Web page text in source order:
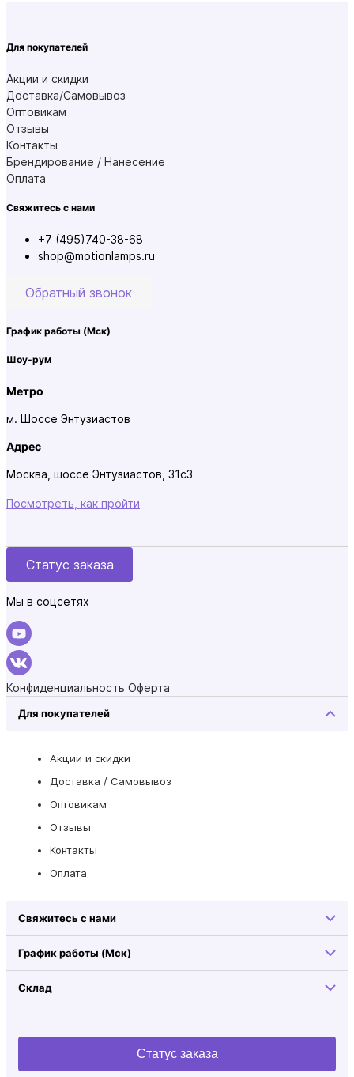
Для покупателей
Акции и скидки
Доставка/Самовывоз
Оптовикам
Отзывы
Контакты
Брендирование / Нанесение
Оплата
Свяжитесь с нами
+7 (495)740-38-68
shop@motionlamps.ru
Обратный звонок
График работы (Мск)
Шоу-рум
Метро
м. Шоссе Энтузиастов
Адрес
Москва, шоссе Энтузиастов, 31с3
Посмотреть, как пройти
Статус заказа
Мы в соцсетях
Конфиденциальность Оферта
Для покупателей
Акции и скидки
Доставка / Самовывоз
Оптовикам
Отзывы
Контакты
Оплата
Свяжитесь с нами
График работы (Мск)
Склад
Статус заказа